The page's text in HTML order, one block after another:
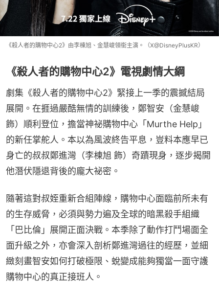
《殺人者的購物中心2》由李棟旭、金慧峻領銜主演。（X@DisneyPlusKR）
《殺人者的購物中心2》電視劇情大綱
劇集《殺人者的購物中心2》緊接上一季的震撼結局
展開。在捱過嚴酷無情的訓練後，鄭智安（金慧峻
飾）順利登位，擔當神祕購物中心「Murthe Help」
的新任掌舵人。本以為風波終告平息，豈料本應早已
身亡的叔叔鄭進灣（李棟旭 飾）奇蹟現身，逐步揭開
他潛伏隱退背後的龐大祕密。
隨著這對叔姪重新合組陣線，購物中心面臨前所未有
的生存威脅，必須與勢力遍及全球的暗黑殺手組織
「巴比倫」展開正面決戰。本季除了動作打鬥場面全
面升級之外，亦會深入剖析鄭進灣過往的經歷，並細
緻刻畫智安如何打破極限、蛻變成能夠獨當一面守護
購物中心的真正接班人。